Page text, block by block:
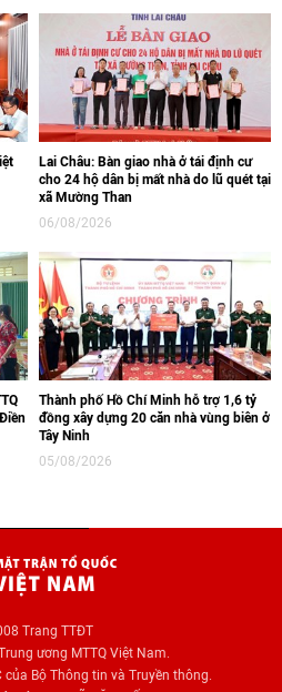
Lai Châu: Bàn giao nhà ở tái định cư
cho 24 hộ dân bị mất nhà do lũ quét tại
xã Mường Than
06/08/2026
Thành phố Hồ Chí Minh hỗ trợ 1,6 tỷ
đồng xây dựng 20 căn nhà vùng biên ở
Tây Ninh
05/08/2026
Trang TTĐT
ương MTTQ Việt Nam.
của Bộ Thông tin và Truyền thông.